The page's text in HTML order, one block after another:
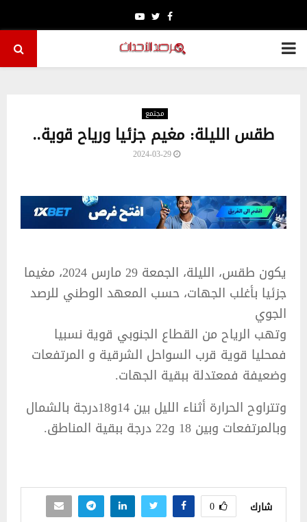
Facebook
Twitter
Youtube
PRIMARY
مجتمع
طقس الليلة: مغيم جزئيا ورياح قوية..
2024-03-29
يكون طقس، الليلة، الجمعة 29 مارس 2024، مغيما
جزئيا بأغلب الجهات، حسب المعهد الوطني للرصد
الجوي
وتهب الرياح من القطاع الجنوبي قوية نسبيا
فمحليا قوية قرب السواحل الشرقية و المرتفعات
وضعيفة فمعتدلة ببقية الجهات.
وتتراوح الحرارة أثناء الليل بين 14و18درجة بالشمال
وبالمرتفعات وبين 18 و22 درجة ببقية المناطق.
شارك 0